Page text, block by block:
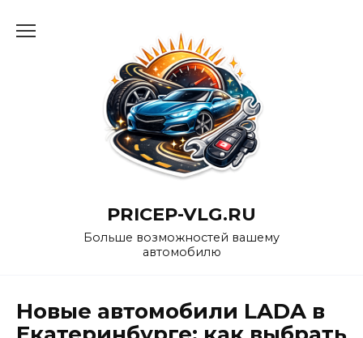
PRICEP-VLG.RU
Больше возможностей вашему
автомобилю
Новые автомобили LADA в